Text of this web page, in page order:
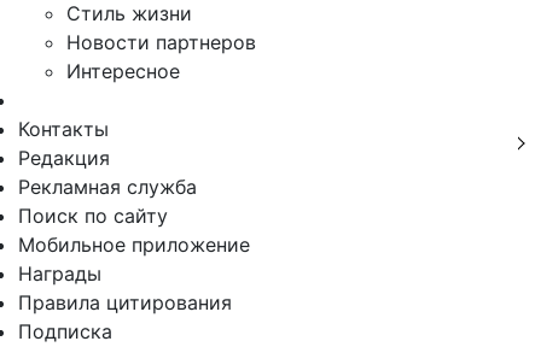
Стиль жизни
Новости партнеров
Интересное
Контакты
Редакция
Рекламная служба
Поиск по сайту
Мобильное приложение
Награды
Правила цитирования
Подписка